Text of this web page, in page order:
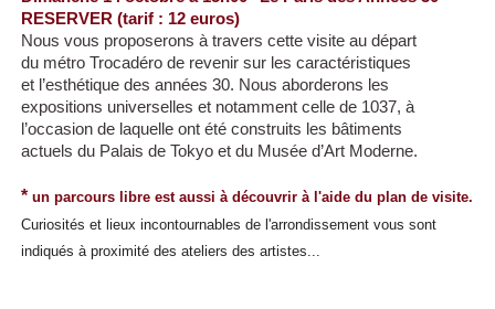
RESERVER (tarif : 12 euros)
Nous vous proposerons à travers cette visite au départ
du métro Trocadéro de revenir sur les caractéristiques
et l’esthétique des années 30. Nous aborderons les
expositions universelles et notamment celle de 1037, à
l’occasion de laquelle ont été construits les bâtiments
actuels du Palais de Tokyo et du Musée d’Art Moderne.
* un parcours libre est aussi à découvrir à l'aide du plan de visite.
Curiosités et lieux incontournables de l'arrondissement vous sont
indiqués à proximité des ateliers des artistes...